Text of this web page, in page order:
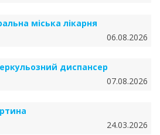
міська лікарня
06.08.2026
диспансер
07.08.2026
24.03.2026